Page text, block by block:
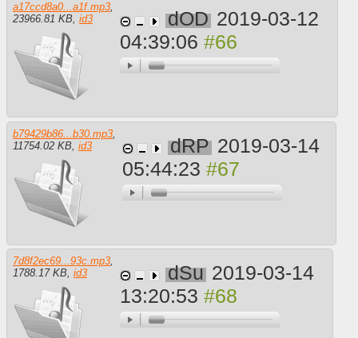
a17ccd8a0...a1f.mp3,
23966.81 KB, id3 dOD 2019-03-12
04:39:06
b79429b86...b30.mp3,
11754.02 KB, id3 dRP 2019-03-14
05:44:23
7d8f2ec69...93c.mp3,
1788.17 KB, id3 dSu 2019-03-14
13:20:53